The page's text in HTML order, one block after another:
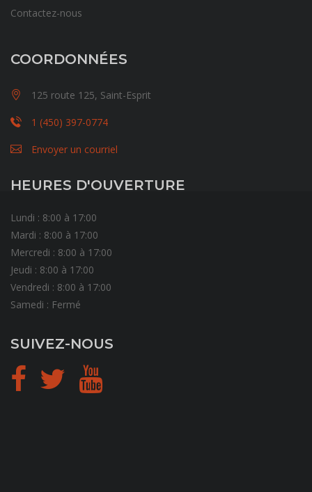
Contactez-nous
COORDONNÉES
125 route 125, Saint-Esprit
1 (450) 397-0774
Envoyer un courriel
HEURES D'OUVERTURE
Lundi : 8:00 à 17:00
Mardi : 8:00 à 17:00
Mercredi : 8:00 à 17:00
Jeudi : 8:00 à 17:00
Vendredi : 8:00 à 17:00
Samedi : Fermé
SUIVEZ-NOUS